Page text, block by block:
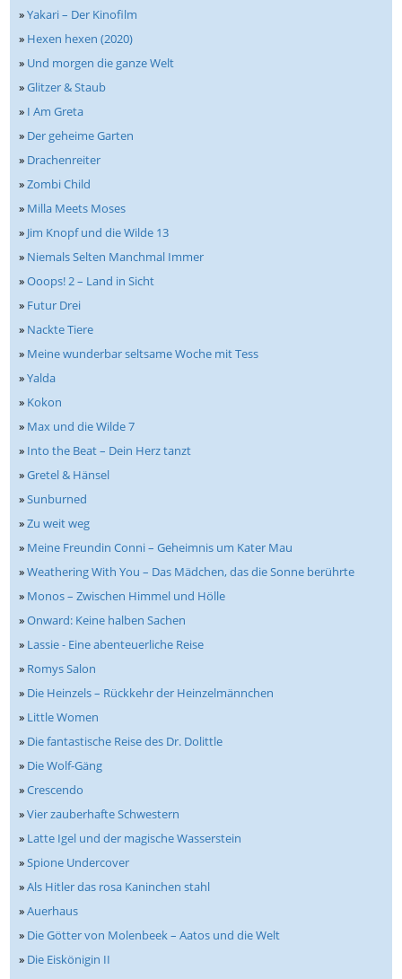
»Yakari – Der Kinofilm
» Hexen hexen (2020)
» Und morgen die ganze Welt
»Glitzer & Staub
» I Am Greta
» Der geheime Garten
» Drachenreiter
»Zombi Child
» Milla Meets Moses
» Jim Knopf und die Wilde 13
» Niemals Selten Manchmal Immer
»Ooops! 2 – Land in Sicht
» Futur Drei
» Nackte Tiere
» Meine wunderbar seltsame Woche mit Tess
»Yalda
» Kokon
» Max und die Wilde 7
» Into the Beat – Dein Herz tanzt
»Gretel & Hänsel
»Sunburned
»Zu weit weg
» Meine Freundin Conni – Geheimnis um Kater Mau
»Weathering With You – Das Mädchen, das die Sonne berührte
» Monos – Zwischen Himmel und Hölle
»Onward: Keine halben Sachen
» Lassie - Eine abenteuerliche Reise
» Romys Salon
» Die Heinzels – Rückkehr der Heinzelmännchen
» Little Women
» Die fantastische Reise des Dr. Dolittle
» Die Wolf-Gäng
»Crescendo
»Vier zauberhafte Schwestern
» Latte Igel und der magische Wasserstein
»Spione Undercover
»Als Hitler das rosa Kaninchen stahl
»Auerhaus
» Die Götter von Molenbeek – Aatos und die Welt
» Die Eiskönigin II